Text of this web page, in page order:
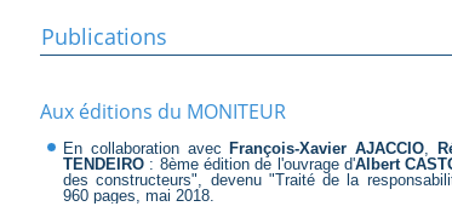
Publications
Aux éditions du MONITEUR
En collaboration avec François-Xavier AJACCIO,
TENDEIRO : 8ème édition de l'ouvrage d'Albert
des constructeurs", devenu "Traité de la
960 pages, mai 2018.